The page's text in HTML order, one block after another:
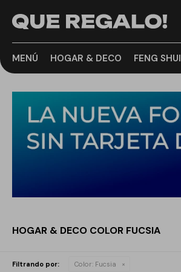
MENÚ HOGAR & DECO FENG SHUI
HOGAR & DECO COLOR FUCSIA
Filtrando por: Color: Fucsia